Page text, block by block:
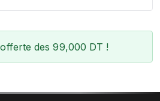
des 99,000 DT !